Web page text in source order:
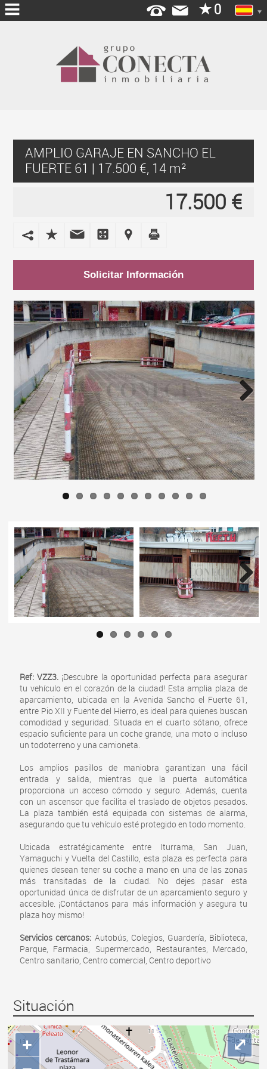
QUIENES
ABRE
TU
CONTACTO
AMPLIO GARAJE EN SANCHO EL
FUERTE 61 | 17.500 €, 14 m²
17.500 €
Solicitar Información
Next
Next
Ref: VZZ3. ¡Descubre la oportunidad perfecta para asegurar
tu vehículo en el corazón de la ciudad! Esta amplia plaza de
aparcamiento, ubicada en la Avenida Sancho el Fuerte 61,
entre Pio XII y Fuente del Hierro, es ideal para quienes buscan
comodidad y seguridad. Situada en el cuarto sótano, ofrece
espacio suficiente para un coche grande, una moto o incluso
un todoterreno y una camioneta.
Los amplios pasillos de maniobra garantizan una fácil
entrada y salida, mientras que la puerta automática
proporciona un acceso cómodo y seguro. Además, cuenta
con un ascensor que facilita el traslado de objetos pesados.
La plaza también está equipada con sistemas de alarma,
asegurando que tu vehículo esté protegido en todo momento.
Ubicada estratégicamente entre Iturrama, San Juan,
Yamaguchi y Vuelta del Castillo, esta plaza es perfecta para
quienes desean tener su coche a mano en una de las zonas
más transitadas de la ciudad. No dejes pasar esta
oportunidad única de disfrutar de un aparcamiento seguro y
accesible. ¡Contáctanos para más información y asegura tu
plaza hoy mismo!
Servicios cercanos: Autobús, Colegios, Guardería, Biblioteca,
Parque, Farmacia, Supermercado, Restaurantes, Mercado,
Centro sanitario, Centro comercial, Centro deportivo
Situación
+
⤢